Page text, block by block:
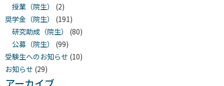
授業（院生）
(2)
奨学金（院生）
(191)
研究助成（院生）
(80)
公募（院生）
(99)
受験生へのお知らせ (10)
お知らせ (29)